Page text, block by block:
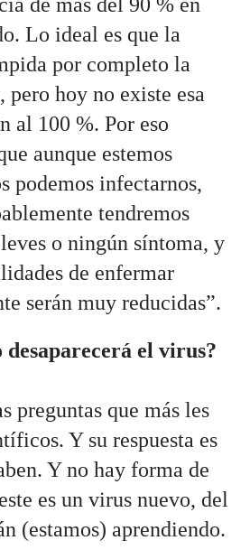
Lo ideal es que la
por completo la
pero hoy no existe esa
al 100 %. Por eso
aunque estemos
podemos infectarnos,
tendremos
o ningún síntoma, y
de enfermar
serán muy reducidas”.
desaparecerá el virus?
preguntas que más les
Y su respuesta es
Y no hay forma de
es un virus nuevo, del
(estamos) aprendiendo.